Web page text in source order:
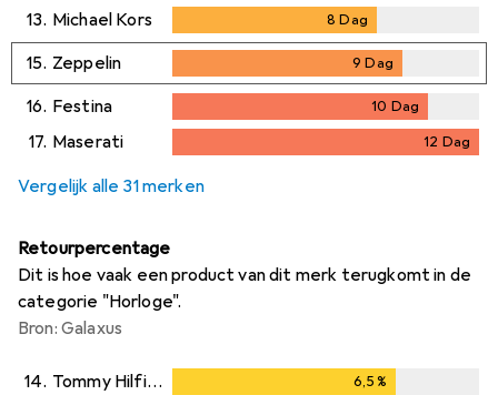
13. Michael Kors 8 Dag
15. Zeppelin 9 Dag
16. Festina 10 Dag
10Dag
17. Maserati 12 Dag
Vergelijk alle 31 merken
Retourpercentage
Dit is hoe vaak een product van dit merk terugkomt in de
categorie "Horloge".
Bron: Galaxus
14. Tommy Hilfiger 6,5%